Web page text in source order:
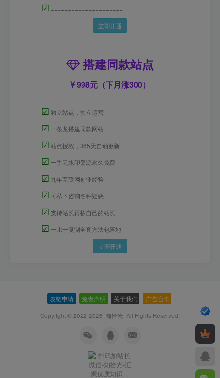
☑ =====================
立即开通
搭建同款站点
998元（下月涨300）
☑ 独立站点，独立运营
☑ 一条龙搭建同款网站
☑ 站点授权，365天自动更新
☑ 一手无水印资源永久免费
☑ 九年互联网创业经验
☑ 可私下咨询各种疑惑
☑ 支持站长再招自己的站长
☑ 一比一复制全套方法包落地
立即开通
友链申请 免责声明 关于我们 广告合作
Copyright © 2022-2026 知拾光 All Rights Reserved.